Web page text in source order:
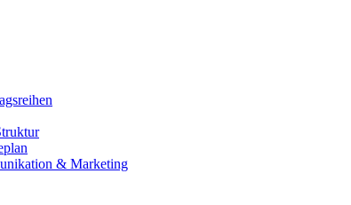
& Marketing